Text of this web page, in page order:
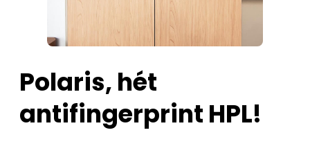
Polaris, hét
antifingerprint HPL!